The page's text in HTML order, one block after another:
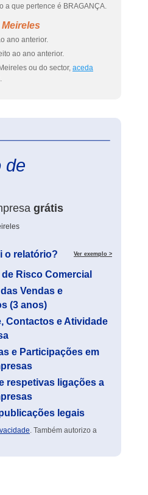
a que pertence é BRAGANÇA.
ano anterior.
ao ano anterior.
ou do sector, aceda
de
grátis
o relatório? Ver exemplo >
Risco Comercial
Vendas e
(3 anos)
Contactos e Atividade
e Participações em
respetivas ligações a
legais
. Também autorizo a